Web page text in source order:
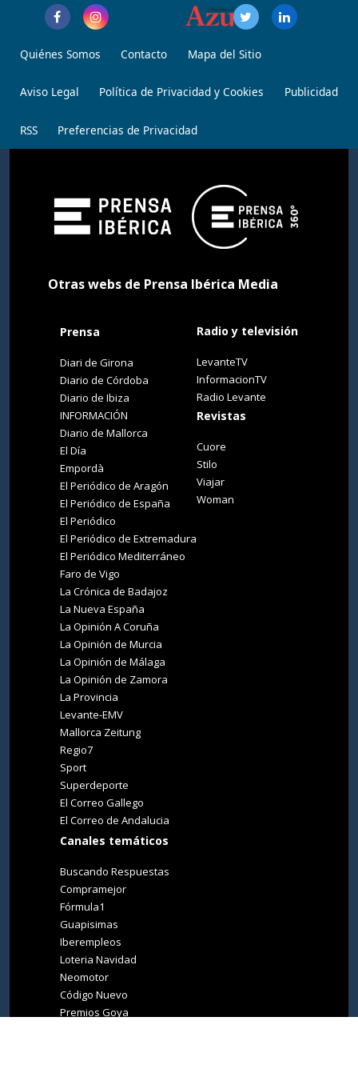
Quiénes Somos Contacto Mapa del Sitio
Aviso Legal Política de Privacidad y Cookies Publicidad
RSS Preferencias de Privacidad
Otras webs de Prensa Ibérica Media
Prensa
Diari de Girona
Diario de Córdoba
Diario de Ibiza
INFORMACIÓN
Diario de Mallorca
El Día
Empordà
El Periódico de Aragón
El Periódico de España
El Periódico
El Periódico de Extremadura
El Periódico Mediterráneo
Faro de Vigo
La Crónica de Badajoz
La Nueva España
La Opinión A Coruña
La Opinión de Murcia
La Opinión de Málaga
La Opinión de Zamora
La Provincia
Levante-EMV
Mallorca Zeitung
Regio7
Sport
Superdeporte
El Correo Gallego
El Correo de Andalucia
Canales temáticos
Buscando Respuestas
Compramejor
Fórmula1
Guapisimas
Iberempleos
Loteria Navidad
Neomotor
Código Nuevo
Premios Goya
Radio y televisión
LevanteTV
InformacionTV
Radio Levante
Revistas
Cuore
Stilo
Viajar
Woman